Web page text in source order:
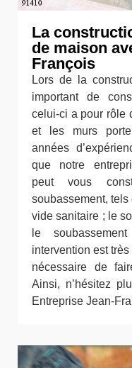
La
de maison
François
Lors de la
important de
celui-ci a pour rôle
et les murs
années
que notre
peut vous
soubassement,
vide sanitaire ; le
le
intervention est
nécessaire de
Ainsi, n’hésitez
Entreprise Jean-